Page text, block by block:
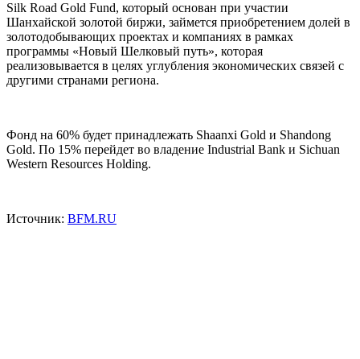
Silk Road Gold Fund, который основан при участии
Шанхайской золотой биржи, займется приобретением долей в
золотодобывающих проектах и компаниях в рамках
программы «Новый Шелковый путь», которая
реализовывается в целях углубления экономических связей с
другими странами региона.
Фонд на 60% будет принадлежать Shaanxi Gold и Shandong
Gold. По 15% перейдет во владение Industrial Bank и Sichuan
Western Resources Holding.
Источник: BFM.RU